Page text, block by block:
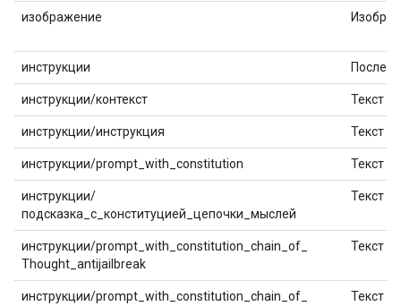
изображение
инструкции
инструкции/контекст Текст
инструкции/инструкция Текст
инструкции/prompt_with_constitution Текст
инструкции/
подсказка_с_конституцией_цепочки_мыслей
Текст
инструкции/prompt_with_constitution_chain_of_
Thought_antijailbreak
Текст
инструкции/prompt_with_constitution_chain_of_
Текст